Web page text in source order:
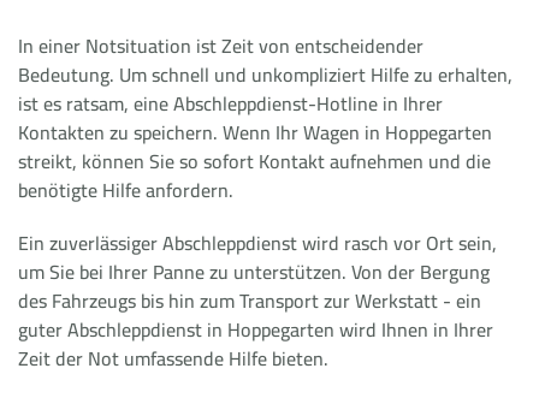
In einer Notsituation ist Zeit von entscheidender
Bedeutung. Um schnell und unkompliziert Hilfe zu erhalten,
ist es ratsam, eine Abschleppdienst-Hotline in Ihrer
Kontakten zu speichern. Wenn Ihr Wagen in Hoppegarten
streikt, können Sie so sofort Kontakt aufnehmen und die
benötigte Hilfe anfordern.
Ein zuverlässiger Abschleppdienst wird rasch vor Ort sein,
um Sie bei Ihrer Panne zu unterstützen. Von der Bergung
des Fahrzeugs bis hin zum Transport zur Werkstatt - ein
guter Abschleppdienst in Hoppegarten wird Ihnen in Ihrer
Zeit der Not umfassende Hilfe bieten.